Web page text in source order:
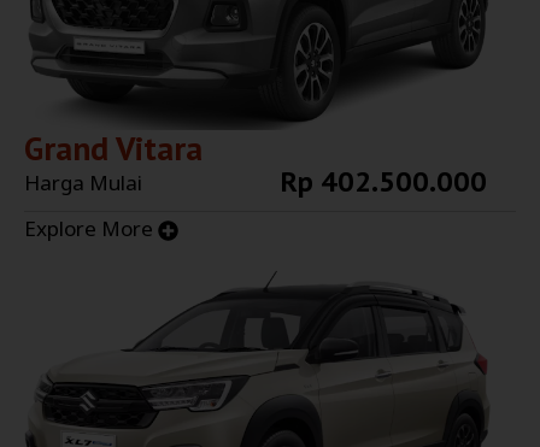
Grand Vitara
Harga Mulai Rp 402.500.000
Explore More